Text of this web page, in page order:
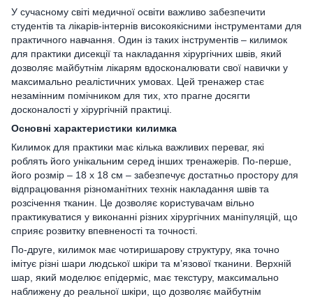
У сучасному світі медичної освіти важливо забезпечити
студентів та лікарів-інтернів високоякісними інструментами для
практичного навчання. Один із таких інструментів – килимок
для практики дисекції та накладання хірургічних швів, який
дозволяє майбутнім лікарям вдосконалювати свої навички у
максимально реалістичних умовах. Цей тренажер стає
незамінним помічником для тих, хто прагне досягти
досконалості у хірургічній практиці.
Основні характеристики килимка
Килимок для практики має кілька важливих переваг, які
роблять його унікальним серед інших тренажерів. По-перше,
його розмір – 18 х 18 см – забезпечує достатньо простору для
відпрацювання різноманітних технік накладання швів та
розсічення тканин. Це дозволяє користувачам вільно
практикуватися у виконанні різних хірургічних маніпуляцій, що
сприяє розвитку впевненості та точності.
По-друге, килимок має чотиришарову структуру, яка точно
імітує різні шари людської шкіри та м’язової тканини. Верхній
шар, який моделює епідерміс, має текстуру, максимально
наближену до реальної шкіри, що дозволяє майбутнім